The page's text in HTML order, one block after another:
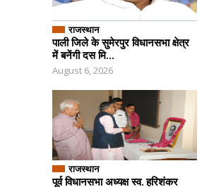
राजस्थान
पाली जिले के सुमेरपुर विधानसभा क्षेत्र
में बनेंगी दस मि...
August 6, 2026
राजस्थान
पूर्व विधानसभा अध्यक्ष स्व. हरिशंकर